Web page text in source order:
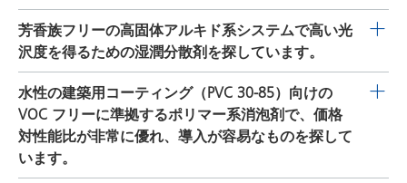
システムと高固体アルキド系システムでの試験で確認さ
れています。DISPERBYK-2060は、二酸化チタン顔料お
よびエフェクト顔料を安定化するために推奨されます。
DISPERBYK-2061は有機顔料の安定化に推奨されます。
DISPERBYK-2062は無機顔料の安定化に推奨されます。
弊社のウェブサイトで配合の出発点（推奨添加剤）をご
覧いただけます。
DISPERBYK-2096は、VOC フリーかつ無溶剤型の湿潤分
散剤で、その80％が再生可能原料から作られています。
本添加剤を使用することで、非極性システムでの色ペー
ストの相溶性が向上するため、塗布性に悪影響を何ら与
えることなく、色の濃さや顔料の安定性が向上します。
この湿潤分散剤は、後添加または研削工程に直接添加す
ることができます。出発点として、全調合に対して納入
芳香族フリーの高固体アルキド系システムで高い光
沢度を得るための湿潤分散剤を探しています。
DISPERBYK-108は 100％無溶剤型の製品です。 本添加剤
は、立体安定化により顔料を脱凝集します。脱凝集した
顔料の粒径が小さいため、高レベルの光沢が得られ、色
の濃さが向上します。また、透明性と隠ぺい力も向上
し、粘度が低下します。本製品は、独立型製品としてま
水性の建築用コーティング（PVC 30-85）向けの
VOC フリーに準拠するポリマー系消泡剤で、価格
対性能比が非常に優れ、導入が容易なものを探して
います。